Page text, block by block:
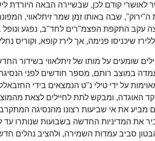
קודם לכן, שבשיירה הבאה היורדת
שבה באותו זמן שמר זיתלאווי,
עקב התקפת הפצמ"רים לחד"ב, נפגע
שיכניסו פנימה, אך לירז קופא, וקוריס
שומעים על מותו של זיתלאווי בשידור
במוצב רותם, מספר חודשים לפני
על ידי טילי נ"ט הנמצאים בידי
האוגדה, ומבקש לתת לחיילים לצאת
מביע את אי שביעות רצונו מהנסיגה
את המדיניות החדשה בשבועות שנותרו עד
סביב עמדות השמירה, ולהציב נהלים